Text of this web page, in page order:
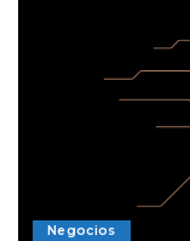
Negocios